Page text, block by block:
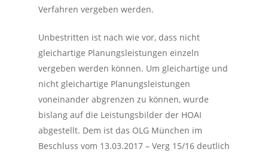
Verfahren vergeben werden.
Unbestritten ist nach wie vor, dass nicht
gleichartige Planungsleistungen einzeln
vergeben werden können. Um gleichartige und
nicht gleichartige Planungsleistungen
voneinander abgrenzen zu können, wurde
bislang auf die Leistungsbilder der HOAI
abgestellt. Dem ist das OLG München im
Beschluss vom 13.03.2017 – Verg 15/16 deutlich